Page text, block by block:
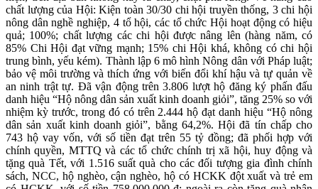
chất lượng của Hội: Kiện toàn 30/30 chi hội truyền thống, 3 chi hội
nông dân nghề nghiệp, 4 tổ hội, các tổ chức Hội hoạt động có hiệu
quả; 100%; chất lượng các chi hội được nâng lên (hàng năm, có
85% Chi Hội đạt vững mạnh; 15% chi Hội khá, không có chi hội
trung bình, yếu kém). Thành lập 6 mô hình Nông dân với Pháp luật;
bảo vệ môi trường và thích ứng với biến đổi khí hậu và tự quản về
an ninh trật tự. Đã vận động trên 3.806 lượt hộ đăng ký phấn đấu
danh hiệu “Hộ nông dân sản xuất kinh doanh giỏi”, tăng 25% so với
nhiệm kỳ trước, trong đó có trên 2.444 hộ đạt danh hiệu “Hộ nông
dân sản xuất kinh doanh giỏi”, bằng 64,2%. Hội đã tín chấp cho
743 hộ vay vốn, với số tiền đạt trên 55 tỷ đồng; đã phối hợp với
chính quyền, MTTQ và các tổ chức chính trị xã hội, huy động và
tặng quà Tết, với 1.516 suất quà cho các đối tượng gia đình chính
sách, NCC, hộ nghèo, cận nghèo, hộ có HCKK đột xuất và trẻ em